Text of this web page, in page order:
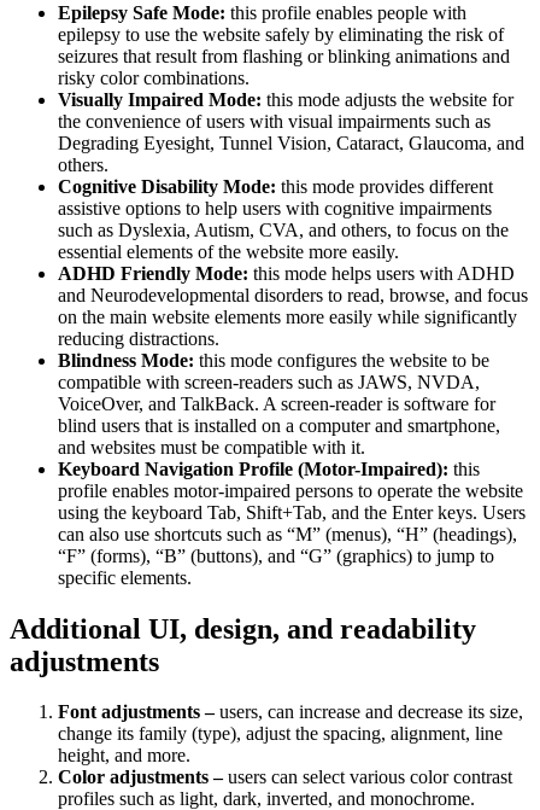
Epilepsy Safe Mode: this profile enables people with
epilepsy to use the website safely by eliminating the risk of
seizures that result from flashing or blinking animations and
risky color combinations.
Visually Impaired Mode: this mode adjusts the website for
the convenience of users with visual impairments such as
Degrading Eyesight, Tunnel Vision, Cataract, Glaucoma, and
others.
Cognitive Disability Mode: this mode provides different
assistive options to help users with cognitive impairments
such as Dyslexia, Autism, CVA, and others, to focus on the
essential elements of the website more easily.
ADHD Friendly Mode: this mode helps users with ADHD
and Neurodevelopmental disorders to read, browse, and focus
on the main website elements more easily while significantly
reducing distractions.
Blindness Mode: this mode configures the website to be
compatible with screen-readers such as JAWS, NVDA,
VoiceOver, and TalkBack. A screen-reader is software for
blind users that is installed on a computer and smartphone,
and websites must be compatible with it.
Keyboard Navigation Profile (Motor-Impaired): this
profile enables motor-impaired persons to operate the website
using the keyboard Tab, Shift+Tab, and the Enter keys. Users
can also use shortcuts such as “M” (menus), “H” (headings),
“F” (forms), “B” (buttons), and “G” (graphics) to jump to
specific elements.
Additional UI, design, and readability
adjustments
Font adjustments –users, can increase and decrease its size,
change its family (type), adjust the spacing, alignment, line
height, and more.
Color adjustments –users can select various color contrast
profiles such as light, dark, inverted, and monochrome.